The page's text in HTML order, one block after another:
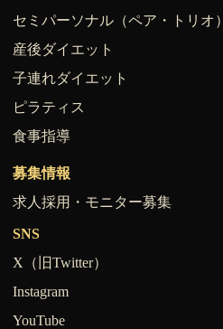
セミパーソナル（ペア・トリオ）
産後ダイエット
子連れダイエット
ピラティス
食事指導
募集情報
求人採用・モニター募集
SNS
X（旧Twitter）
Instagram
YouTube